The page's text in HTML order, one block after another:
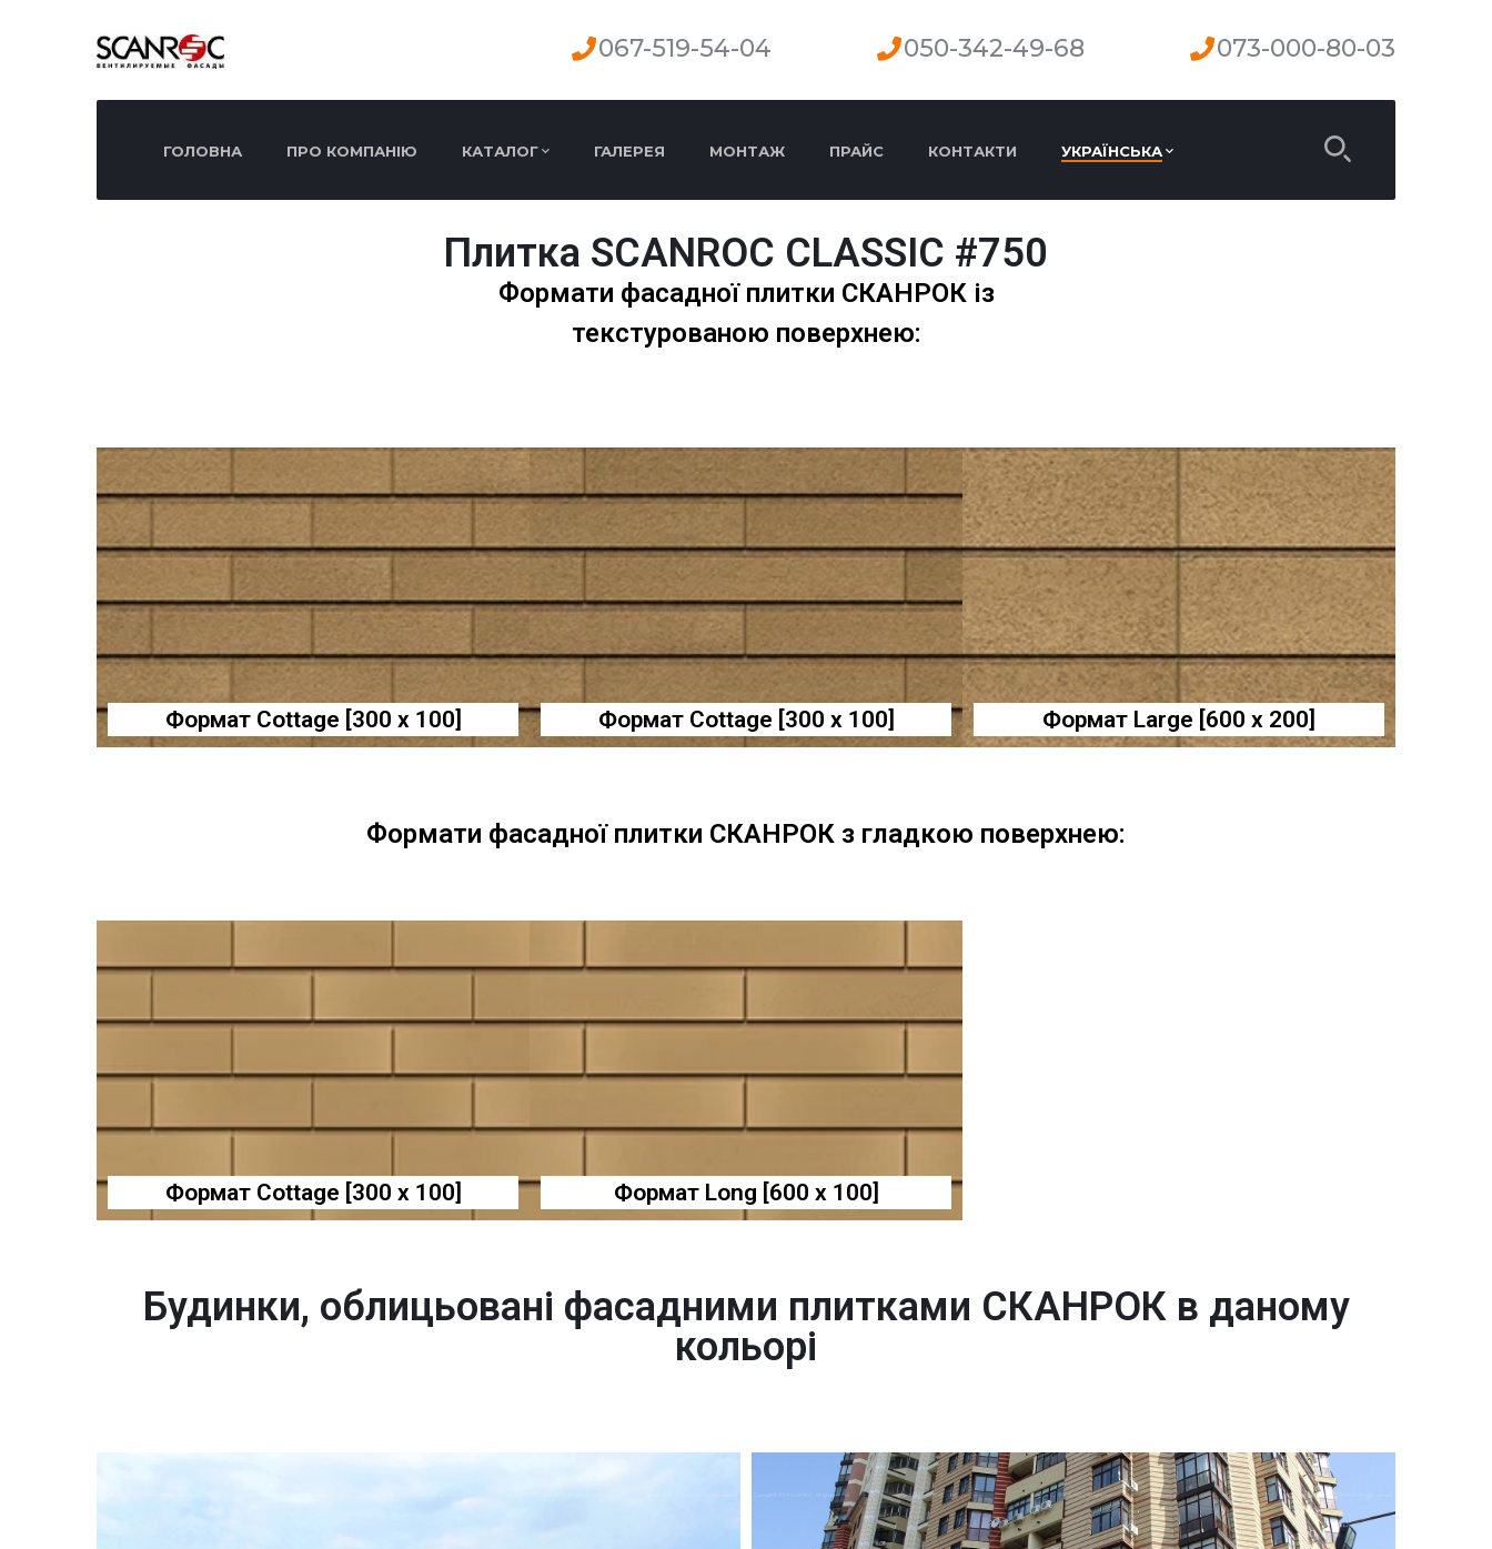
067-519-54-04 050-342-49-68 073-000-80-03
ГОЛОВНА ПРО КОМПАНІЮ КАТАЛОГ ГАЛЕРЕЯ МОНТАЖ ПРАЙС КОНТАКТИ УКРАЇНСЬКА
Плитка SCANROC CLASSIC #750
Формати фасадної плитки СКАНРОК із
текстурованою поверхнею:
Формат Cottage [300 x 100] Формат Cottage [300 x 100] Формат Large [600 x 200]
Формати фасадної плитки СКАНРОК з гладкою поверхнею:
Формат Cottage [300 x 100] Формат Long [600 x 100]
Будинки, облицьовані фасадними плитками СКАНРОК в даному
кольорі